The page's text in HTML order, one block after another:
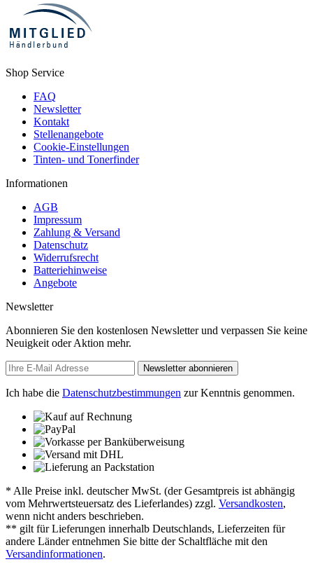
Shop Service
FAQ
Newsletter
Kontakt
Stellenangebote
Cookie-Einstellungen
Tinten- und Tonerfinder
Informationen
AGB
Impressum
Zahlung & Versand
Datenschutz
Widerrufsrecht
Batteriehinweise
Angebote
Newsletter
Abonnieren Sie den kostenlosen Newsletter und verpassen Sie keine
Neuigkeit oder Aktion mehr.
Newsletter abonnieren
Ich habe die Datenschutzbestimmungen zur Kenntnis genommen.
* Alle Preise inkl. deutscher MwSt. (der Gesamtpreis ist abhängig
vom Mehrwertsteuersatz des Lieferlandes) zzgl. Versandkosten,
wenn nicht anders beschrieben.
** gilt für Lieferungen innerhalb Deutschlands, Lieferzeiten für
andere Länder entnehmen Sie bitte der Schaltfläche mit den
Versandinformationen.